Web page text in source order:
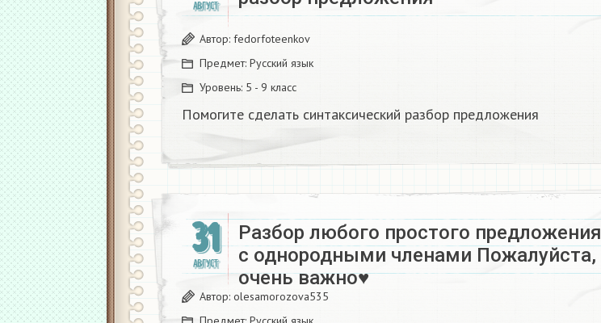
АВГУСТ
Автор: fedorfoteenkov
Предмет: Русский язык
Уровень: 5 - 9 класс
Помогите сделать синтаксический разбор предложения
31
АВГУСТ
Разбор любого простого предложения
с однородными членами Пожалуйста,
очень важно♥
Автор: olesamorozova535